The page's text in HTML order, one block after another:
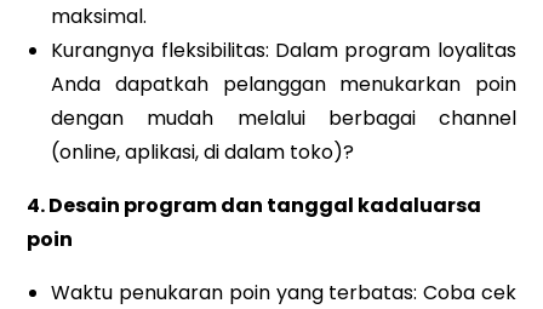
maksimal.
Kurangnya fleksibilitas: Dalam program loyalitas
Anda dapatkah pelanggan menukarkan poin
dengan mudah melalui berbagai channel
(online, aplikasi, di dalam toko)?
4. Desain program dan tanggal kadaluarsa
poin
Waktu penukaran poin yang terbatas: Coba cek